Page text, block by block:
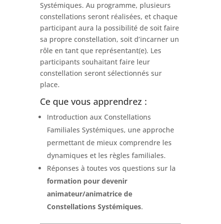
Systémiques. Au programme, plusieurs
constellations seront réalisées, et chaque
participant aura la possibilité de soit faire
sa propre constellation, soit d’incarner un
rôle en tant que représentant(e). Les
participants souhaitant faire leur
constellation seront sélectionnés sur
place.
Ce que vous apprendrez :
Introduction aux Constellations
Familiales Systémiques, une approche
permettant de mieux comprendre les
dynamiques et les règles familiales.
Réponses à toutes vos questions sur la
formation pour devenir
animateur/animatrice de
Constellations Systémiques.